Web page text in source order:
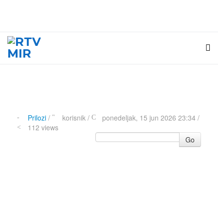
Prilozi/ korisnik /
ponedeljak, 15 jun 2026 23:34 /
112 views
Go